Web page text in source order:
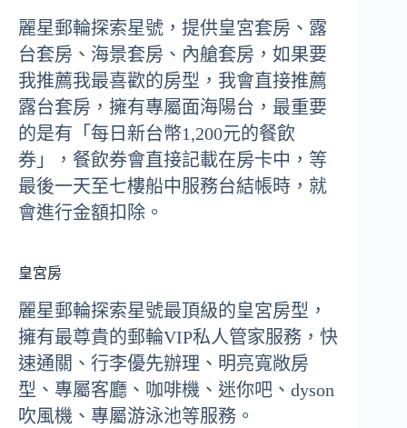
麗星郵輪探索星號，提供皇宮套房、露
台套房、海景套房、內艙套房，如果要
我推薦我最喜歡的房型，我會直接推薦
露台套房，擁有專屬面海陽台，最重要
的是有「每日新台幣1,200元的餐飲
券」，餐飲券會直接記載在房卡中，等
最後一天至七樓船中服務台結帳時，就
會進行金額扣除。
皇宮房
麗星郵輪探索星號最頂級的皇宮房型，
擁有最尊貴的郵輪VIP私人管家服務，快
速通關、行李優先辦理、明亮寬敞房
型、專屬客廳、咖啡機、迷你吧、dyson
吹風機、專屬游泳池等服務。